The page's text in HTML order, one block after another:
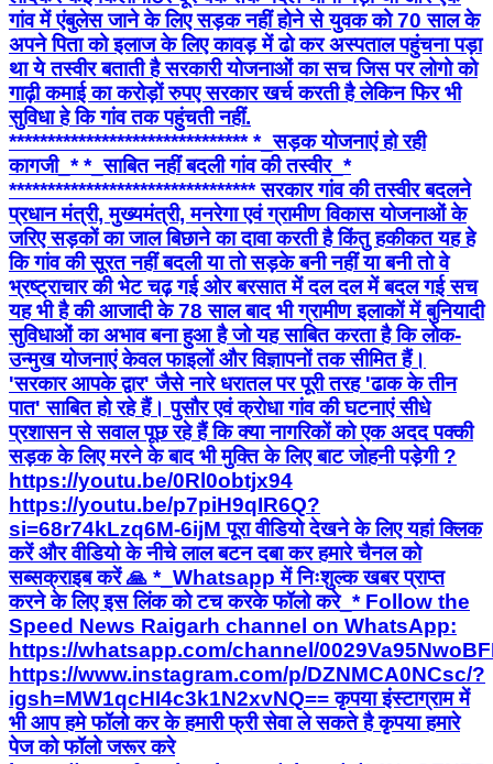
गांव में एंबुलेस जाने के लिए सड़क नहीं होने से युवक को 70 साल के
अपने पिता को इलाज के लिए कावड़ में ढो कर अस्पताल पहुंचना पड़ा
था ये तस्वीर बताती है सरकारी योजनाओं का सच जिस पर लोगो को
गाढ़ी कमाई का करोड़ों रुपए सरकार खर्च करती है लेकिन फिर भी
सुविधा हे कि गांव तक पहुंचती नहीं.
******************************* *_सड़क योजनाएं हो रही
कागजी_* *_साबित नहीं बदली गांव की तस्वीर_*
******************************** सरकार गांव की तस्वीर बदलने
प्रधान मंत्री, मुख्यमंत्री, मनरेगा एवं ग्रामीण विकास योजनाओं के
जरिए सड़कों का जाल बिछाने का दावा करती है किंतु हकीकत यह हे
कि गांव की सूरत नहीं बदली या तो सड़के बनी नहीं या बनी तो वे
भ्रष्ट्राचार की भेट चढ़ गई ओर बरसात में दल दल में बदल गई सच
यह भी है की आजादी के 78 साल बाद भी ग्रामीण इलाकों में बुनियादी
सुविधाओं का अभाव बना हुआ है जो यह साबित करता है कि लोक-
उन्मुख योजनाएं केवल फाइलों और विज्ञापनों तक सीमित हैं।
'सरकार आपके द्वार' जैसे नारे धरातल पर पूरी तरह 'ढाक के तीन
पात' साबित हो रहे हैं। पुसौर एवं क्रोधा गांव की घटनाएं सीधे
प्रशासन से सवाल पूछ रहे हैं कि क्या नागरिकों को एक अदद पक्की
सड़क के लिए मरने के बाद भी मुक्ति के लिए बाट जोहनी पड़ेगी ?
https://youtu.be/0Rl0obtjx94
https://youtu.be/p7piH9qIR6Q?
si=68r74kLzq6M-6ijM पूरा वीडियो देखने के लिए यहां क्लिक
करें और वीडियो के नीचे लाल बटन दबा कर हमारे चैनल को
सब्सक्राइब करें 🙏 *_Whatsapp में निःशुल्क खबर प्राप्त
करने के लिए इस लिंक को टच करके फॉलो करे_* Follow the
Speed News Raigarh channel on WhatsApp:
https://whatsapp.com/channel/
https://www.instagram.com/p/DZNMCA0NCsc/?
igsh=MW1qcHI4c3k1N2xvNQ== कृपया इंस्टाग्राम में
भी आप हमे फॉलो कर के हमारी फ्री सेवा ले सकते है कृपया हमारे
पेज को फॉलो जरूर करे